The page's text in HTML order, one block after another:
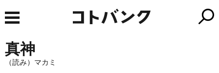
真神
（読み）マカミ